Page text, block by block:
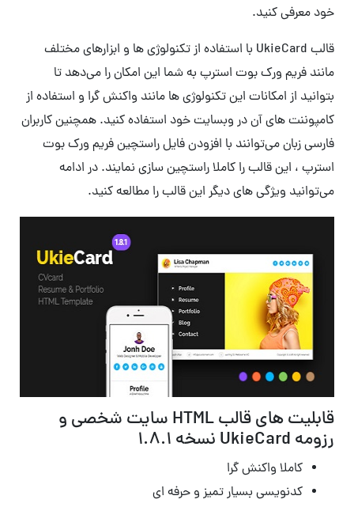
خود معرفی کنید.
قالب UkieCard با استفاده از تکنولوژی ها و ابزارهای مختلف
مانند فریم ورک بوت استرپ به شما این امکان را می‌دهد تا
بتوانید از امکانات این تکنولوژی ها مانند واکنش گرا و استفاده از
کامپوننت های آن در وبسایت خود استفاده کنید. همچنین کاربران
فارسی زبان می‌توانند با افزودن فایل راستچین فریم ورک بوت
استرپ ، این قالب را کاملا راستچین سازی نمایند. در ادامه
می‌توانید ویژگی های دیگر این قالب را مطالعه کنید.
قابلیت های قالب HTML سایت شخصی و
رزومه UkieCard نسخه 1.8.1
کاملا واکنش گرا
کدنویسی بسیار تمیز و حرفه ای